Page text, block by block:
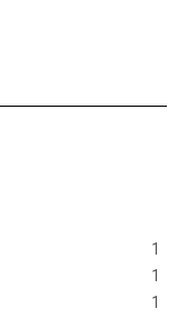
1
1
1